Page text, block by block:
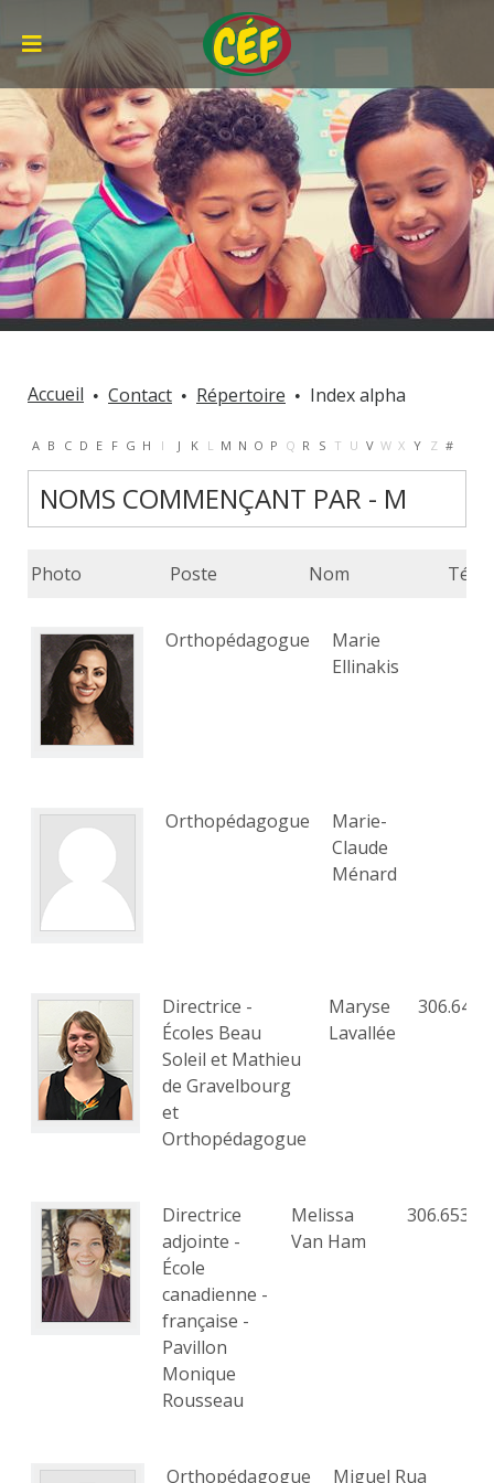
Accueil Contact Répertoire Index alpha
A B C D E F G H I J K L M N O P Q R S T U V W X Y Z #
NOMS COMMENÇANT PAR - M
Photo Poste Nom
Orthopédagogue
Marie
Ellinakis
Orthopédagogue
Marie-
Claude
Ménard
Directrice -
Écoles Beau
Soleil et Mathieu
de Gravelbourg
et
Orthopédagogue
Maryse
Lavallée
Directrice
adjointe -
École
canadienne -
française -
Pavillon
Monique
Rousseau
Melissa
Van Ham
Orthopédagogue Miguel Rua